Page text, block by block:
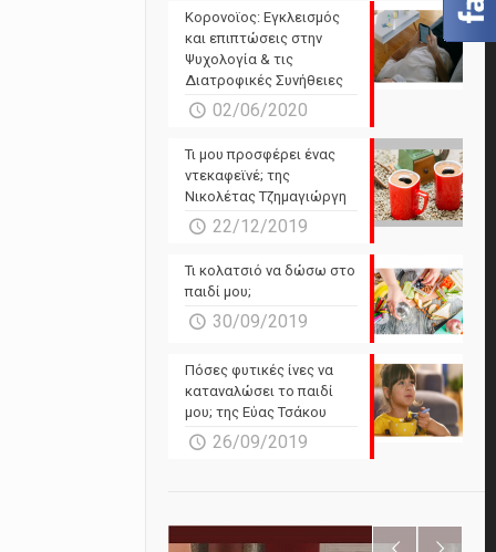
Κορονοϊος: Εγκλεισμός
και επιπτώσεις στην
Ψυχολογία & τις
Διατροφικές Συνήθειες
02/06/2020
Τι μου προσφέρει ένας
ντεκαφεϊνέ; της
Νικολέτας Τζημαγιώργη
22/12/2019
Τι κολατσιό να δώσω στο
παιδί μου;
30/09/2019
Πόσες φυτικές ίνες να
καταναλώσει το παιδί
μου; της Εύας Τσάκου
26/09/2019